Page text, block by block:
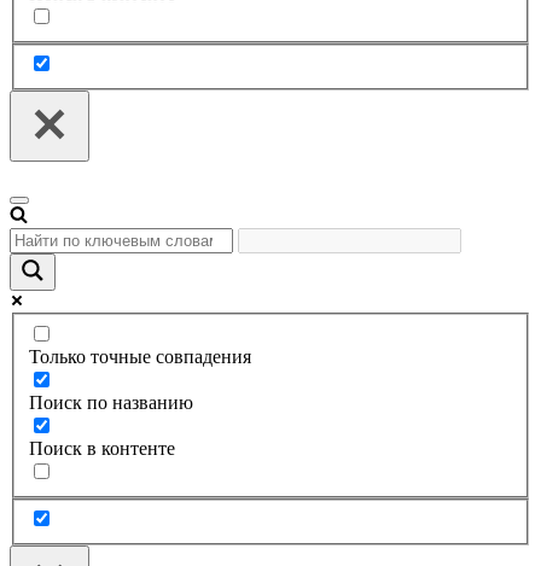
Меню
навигации
Только точные совпадения
Поиск по названию
Поиск в контенте